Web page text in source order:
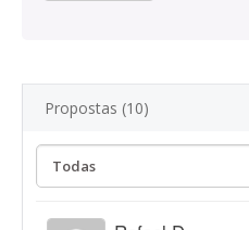
Propostas (10)